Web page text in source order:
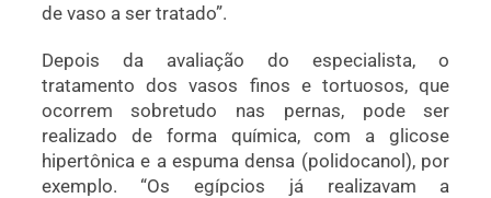
de vaso a ser tratado”.
Depois da avaliação do especialista, o
tratamento dos vasos finos e tortuosos, que
ocorrem sobretudo nas pernas, pode ser
realizado de forma química, com a glicose
hipertônica e a espuma densa (polidocanol), por
exemplo. “Os egípcios já realizavam a